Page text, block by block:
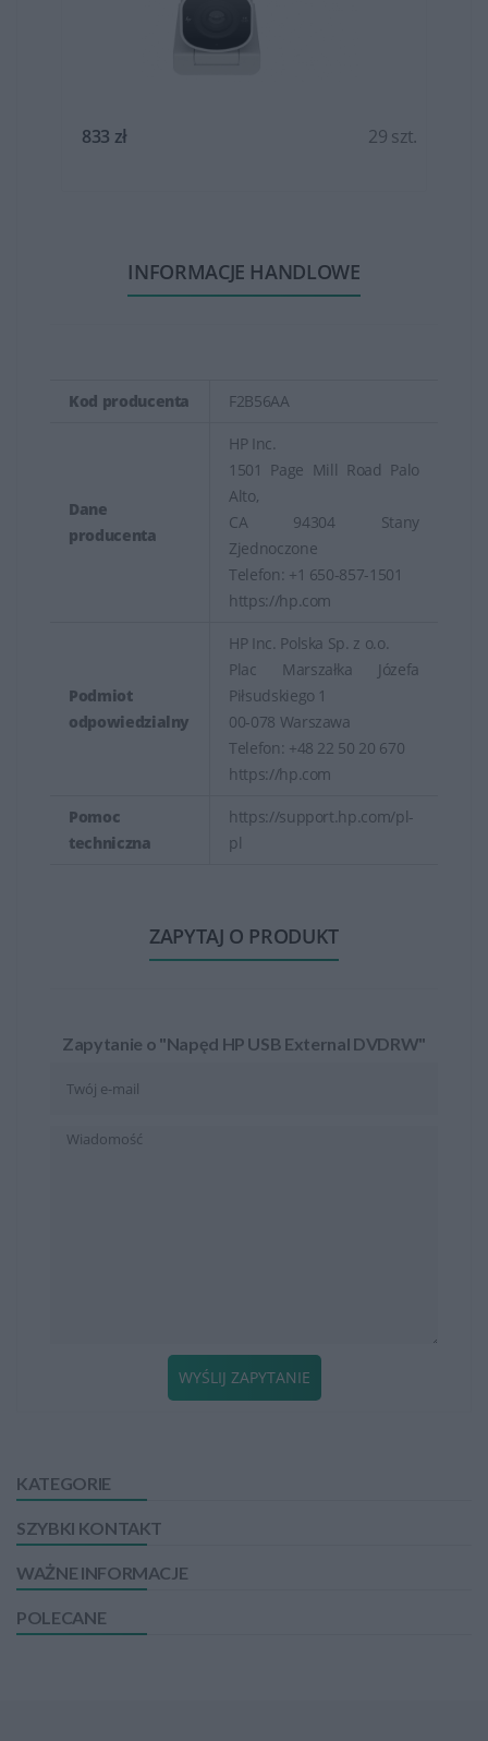
KATEGORIE
SZYBKI KONTAKT
WAŻNE INFORMACJE
POLECANE
833 zł 29 szt.
INFORMACJE HANDLOWE
Kod producenta F2B56AA
Dane
producenta
HP Inc.
1501 Page Mill Road Palo
Alto,
CA 94304 Stany
Zjednoczone
Telefon: +1 650-857-1501
https://hp.com
Podmiot
odpowiedzialny
HP Inc. Polska Sp. z o.o.
Plac Marszałka Józefa
Piłsudskiego 1
00-078 Warszawa
Telefon: +48 22 50 20 670
https://hp.com
Pomoc
techniczna
https://support.hp.com/pl-
pl
ZAPYTAJ O PRODUKT
Zapytanie o "Napęd HP USB External DVDRW"
WYŚLIJ ZAPYTANIE